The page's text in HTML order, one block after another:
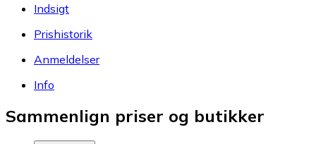
Indsigt
Prishistorik
Anmeldelser
Info
Sammenlign priser og butikker